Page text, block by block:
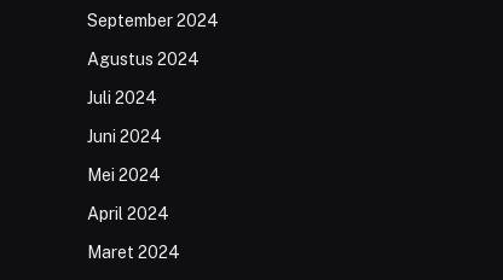
September 2024
Agustus 2024
Juli 2024
Juni 2024
Mei 2024
April 2024
Maret 2024